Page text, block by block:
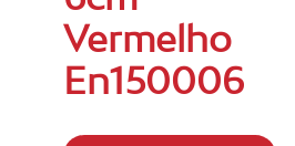
Vermelho
En150006